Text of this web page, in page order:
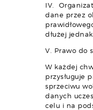
IV.
dane przez
dłużej
V. Prawo do
W każdej
przysługuje
sprzeciwu
danych
celu i na